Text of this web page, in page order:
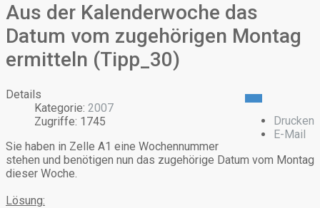
Aus der Kalenderwoche das
Datum vom zugehörigen Montag
ermitteln (Tipp_30)
Drucken
E-Mail
Details
Kategorie: 2007
Zugriffe: 1745
Sie haben in Zelle A1 eine Wochennummer
stehen und benötigen nun das zugehörige Datum vom Montag
dieser Woche.
Lösung: